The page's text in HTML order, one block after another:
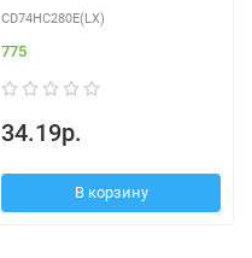
CD74HC280E(LX)
775
34.19р.
В корзину